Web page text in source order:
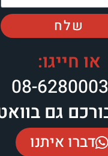
שלח
או חייגו:
08-
גם
דברו איתנו